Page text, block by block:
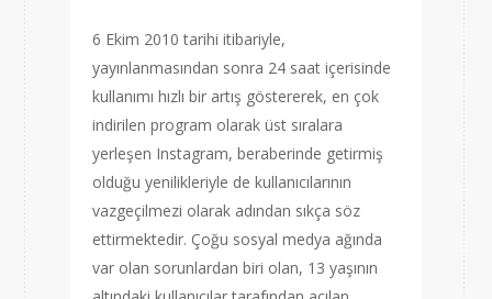
6 Ekim 2010 tarihi itibariyle,
yayınlanmasından sonra 24 saat içerisinde
kullanımı hızlı bir artış göstererek, en çok
indirilen program olarak üst sıralara
yerleşen Instagram, beraberinde getirmiş
olduğu yenilikleriyle de kullanıcılarının
vazgeçilmezi olarak adından sıkça söz
ettirmektedir. Çoğu sosyal medya ağında
var olan sorunlardan biri olan, 13 yaşının